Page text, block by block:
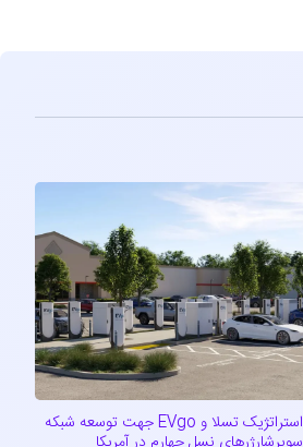
همکاری استراتژیک تسلا و EVgo جهت توسعه شبکه